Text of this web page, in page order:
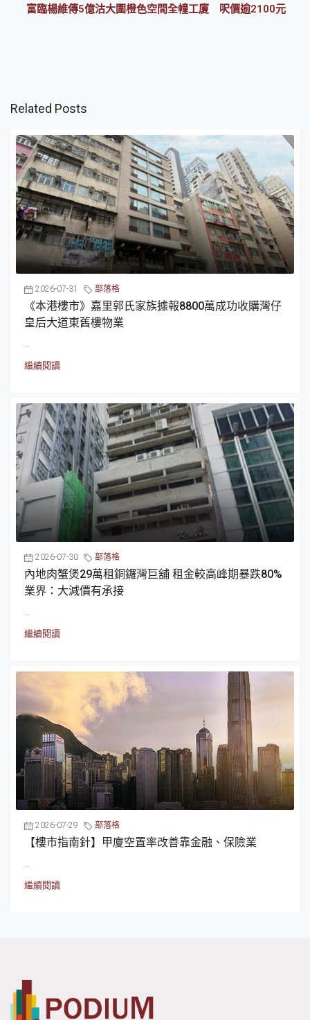
富臨楊維傳5億沽大圍橙色空間全幢工廈 呎價逾2100元
Related Posts
2026-07-31 部落格
《本港樓市》嘉里郭氏家族據報8800萬成功收購灣仔
皇后大道東舊樓物業
...
繼續閱讀
2026-07-30 部落格
內地肉蟹煲29萬租銅鑼灣巨舖 租金較高峰期暴跌80%
業界：大減價有承接
...
繼續閱讀
2026-07-29 部落格
【樓市指南針】甲廈空置率改善靠金融、保險業
...
繼續閱讀